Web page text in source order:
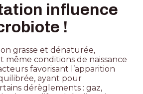
influence
!
grasse et dénaturée,
même conditions de naissance
favorisant l’apparition
ayant pour
dérèglements : gaz,